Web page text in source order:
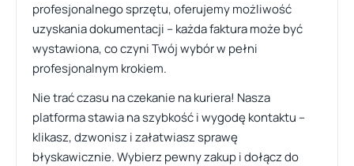
profesjonalnego sprzętu, oferujemy możliwość
uzyskania dokumentacji – każda faktura może być
wystawiona, co czyni Twój wybór w pełni
profesjonalnym krokiem.
Nie trać czasu na czekanie na kuriera! Nasza
platforma stawia na szybkość i wygodę kontaktu –
klikasz, dzwonisz i załatwiasz sprawę
błyskawicznie. Wybierz pewny zakup i dołącz do